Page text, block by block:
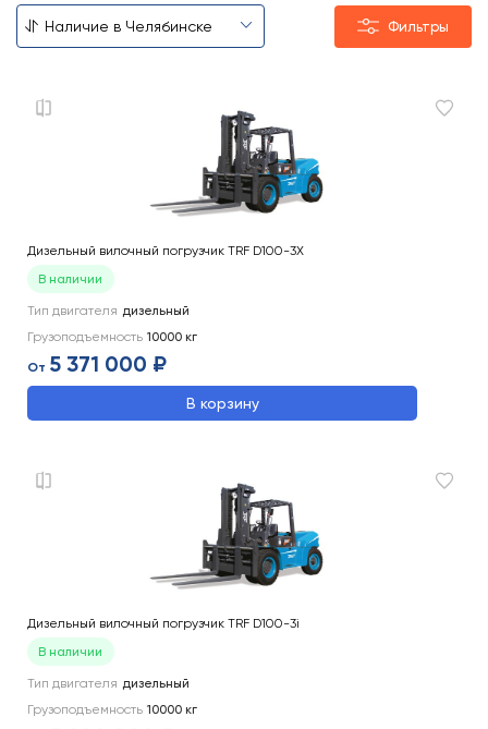
Фильтры
Дизельный вилочный погрузчик TRF D100-3X
В наличии
Тип двигателя дизельный
Грузоподъемность 10000 кг
От 5 371 000 ₽
В корзину
Дизельный вилочный погрузчик TRF D100-3i
В наличии
Тип двигателя дизельный
Грузоподъемность 10000 кг